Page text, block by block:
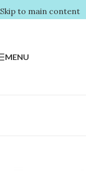
Skip to main content
MENU